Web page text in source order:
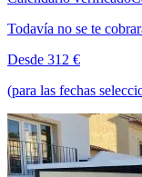
Todavía no se te
Desde 312 €
(para las fechas